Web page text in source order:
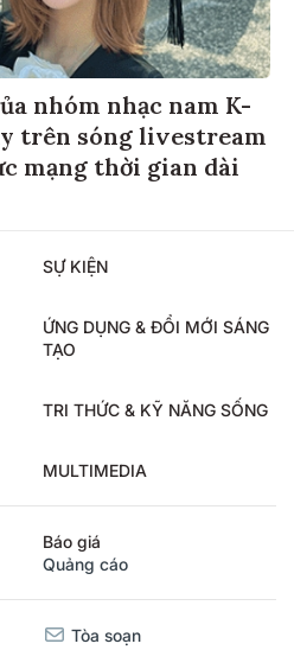
nhóm nhạc nam K-
trên sóng livestream
mạng thời gian dài
SỰ KIỆN
ỨNG DỤNG & ĐỔI MỚI SÁNG
TẠO
TRI THỨC & KỸ NĂNG SỐNG
MULTIMEDIA
Báo giá
Quảng cáo
Tòa soạn